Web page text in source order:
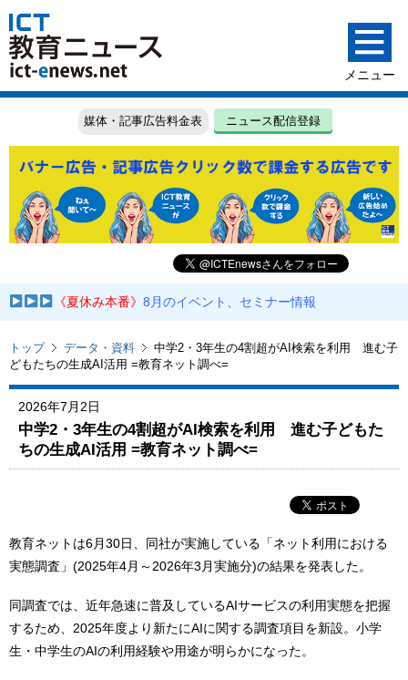
媒体・記事広告料金表 ニュース配信登録
《夏休み本番》8月のイベント、セミナー情報
トップ データ・資料
中学2・3年生の4割超がAI検索を利用 進む子
どもたちの生成AI活用 =教育ネット調べ=
2026年7月2日
中学2・3年生の4割超がAI検索を利用 進む子どもた
ちの生成AI活用 =教育ネット調べ=
教育ネットは6月30日、同社が実施している「ネット利用における
実態調査」(2025年4月～2026年3月実施分)の結果を発表した。
同調査では、近年急速に普及しているAIサービスの利用実態を把握
するため、2025年度より新たにAIに関する調査項目を新設。小学
生・中学生のAIの利用経験や用途が明らかになった。